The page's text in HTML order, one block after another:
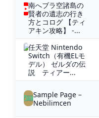
南へブラ空諸島の
賢者の遺志の行き
方とコログ 【ティ
アキン攻略】 -...
任天堂 Nintendo
Switch（有機ELモ
デル） ゼルダの伝
説 ティアー...
Sample Page –
Nebilimcen